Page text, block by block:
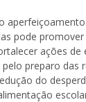
pode
ações
preparo das
do